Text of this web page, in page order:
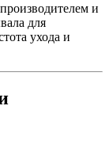
и
для
ухода и